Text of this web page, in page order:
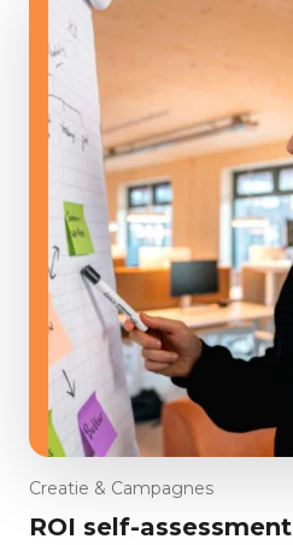
Creatie & Campagnes
ROI self-assessment